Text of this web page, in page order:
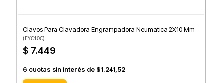
Clavos Para Clavadora Engrampadora Neumatica 2X10 Mm
(EYC10C)
$ 7.449
6 cuotas sin interés de $1.241,52